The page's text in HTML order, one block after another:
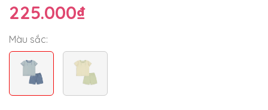
225.000₫
Màu sắc: